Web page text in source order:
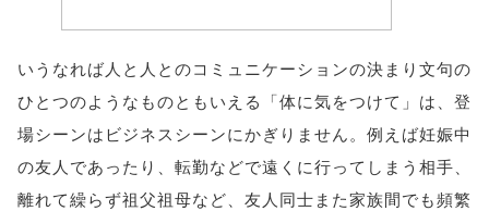
いうなれば人と人とのコミュニケーションの決まり文句の
ひとつのようなものともいえる「体に気をつけて」は、登
場シーンはビジネスシーンにかぎりません。例えば妊娠中
の友人であったり、転勤などで遠くに行ってしまう相手、
離れて繰らず祖父祖母など、友人同士また家族間でも頻繁